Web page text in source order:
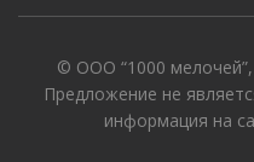
© ООО “1000
Предложение не
информация на